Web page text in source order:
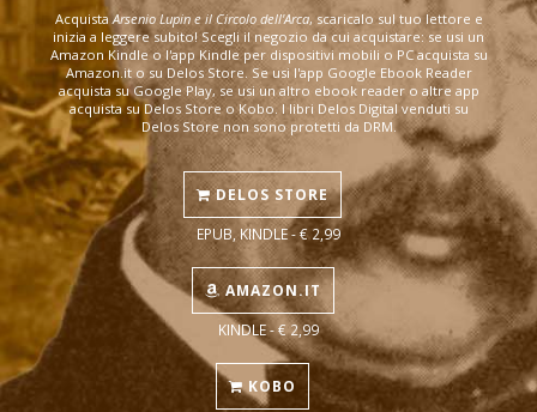
AcquistaArsenio Lupin e il Circolo dell'Arca, scaricalo sul tuo lettore e
inizia a leggere subito! Scegli il negozio da cui acquistare: se usi un
Amazon Kindle o l'app Kindle per dispositivi mobili o PC acquista su
Amazon.it o su Delos Store. Se usi l'app Google Ebook Reader
acquista su Google Play, se usi un altro ebook reader o altre app
acquista su Delos Store o Kobo. I libri Delos Digital venduti su
Delos Store non sono protetti da DRM.
DELOS STORE
EPUB, KINDLE - € 2,99
AMAZON.IT
KINDLE - € 2,99
KOBO